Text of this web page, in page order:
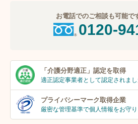
お電話でのご相談も可能で
0120-
「介護分野適正」 認定を取得
適正認定事業者として認定されまし
プライバシーマーク取得企業
厳密な管理基準で個人情報をお守り